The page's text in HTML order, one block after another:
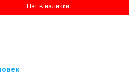
Нет в наличии